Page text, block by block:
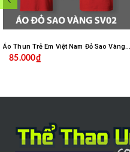
Áo Thun Trẻ Em Việt Nam Đỏ Sao Vàng Cao Cấp Mè Caro SV02
85.000₫